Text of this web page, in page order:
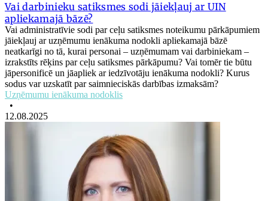
Vai darbinieku satiksmes sodi jāiekļauj ar UIN
apliekamajā bāzē?
Vai administratīvie sodi par ceļu satiksmes noteikumu pārkāpumiem
jāiekļauj ar uzņēmumu ienākuma nodokli apliekamajā bāzē
neatkarīgi no tā, kurai personai ­– uzņēmumam vai darbiniekam ­–
izrakstīts rēķins par ceļu satiksmes pārkāpumu? Vai tomēr tie būtu
jāpersonificē un jāapliek ar iedzīvotāju ienākuma nodokli? Kurus
sodus var uzskatīt par saimnieciskās darbības izmaksām?
Uzņēmumu ienākuma nodoklis
•
12.08.2025